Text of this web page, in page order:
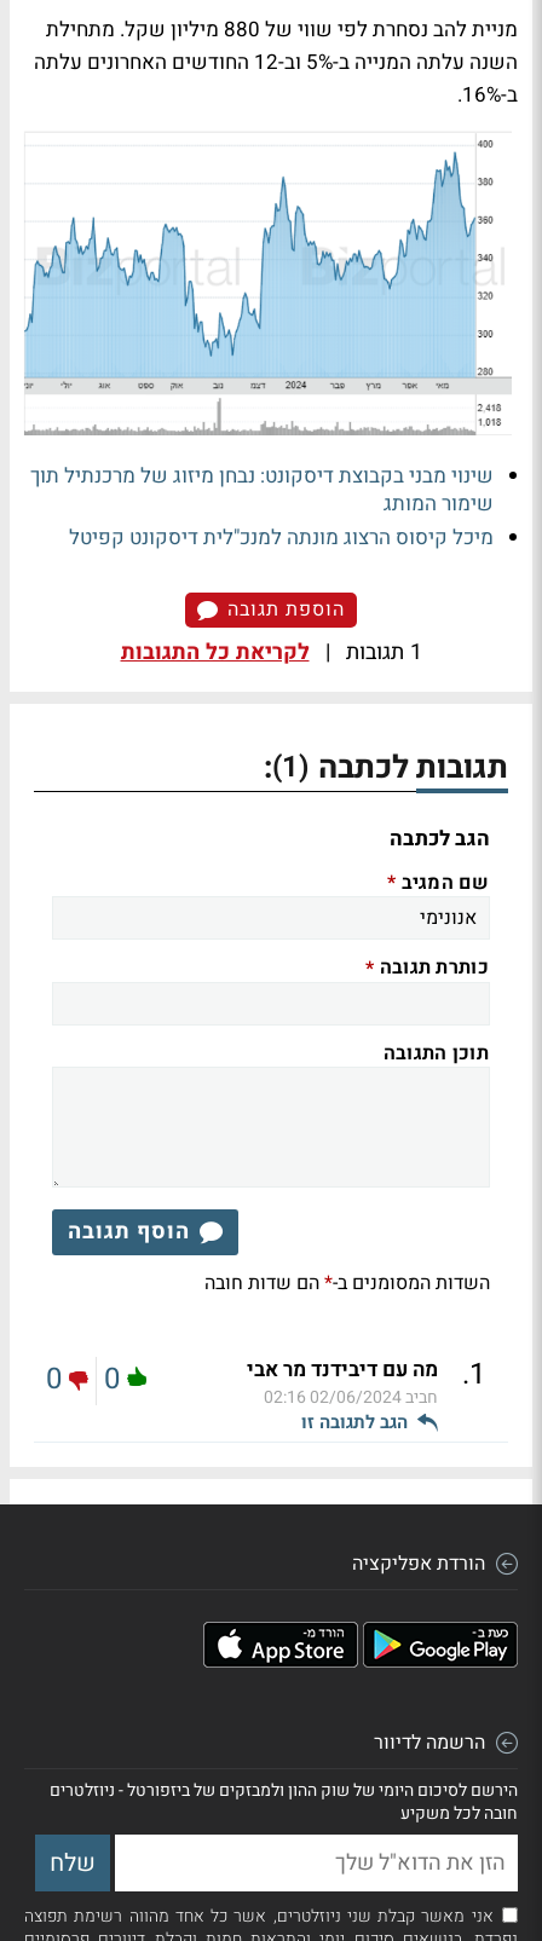
מניית להב נסחרת לפי שווי של 880 מיליון שקל. מתחילת
השנה עלתה המנייה ב-5% וב-12 החודשים האחרונים עלתה
ב-16%.
שינוי מבני בקבוצת דיסקונט: נבחן מיזוג של מרכנתיל תוך
שימור המותג
מיכל קיסוס הרצוג מונתה למנכ"לית דיסקונט קפיטל
הוספת תגובה
1 תגובות | לקריאת כל התגובות
תגובות לכתבה (1)
:
הגב לכתבה
שם המגיב *
כותרת תגובה *
תוכן התגובה
הוסף תגובה
השדות המסומנים ב-*הם שדות חובה
1
. מה עם דיבידנד מר אבי
חביב02/06/2024 02:16
הגב לתגובה זו
0
0
הורדת אפליקציה
הרשמה לדיוור
הירשם לסיכום היומי של שוק ההון ולמבזקים של ביזפורטל - ניוזלטרים
חובה לכל משקיע
אני מאשר קבלת שני ניוזלטרים, אשר כל אחד מהווה רשימת תפוצה